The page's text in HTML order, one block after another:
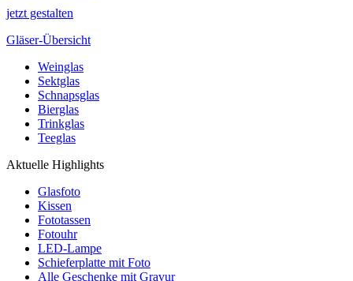
jetzt gestalten
Gläser-Übersicht
Weinglas
Sektglas
Schnapsglas
Bierglas
Trinkglas
Teeglas
Aktuelle Highlights
Glasfoto
Kissen
Fototassen
Fotouhr
LED-Lampe
Schieferplatte mit Foto
Alle Geschenke mit Gravur